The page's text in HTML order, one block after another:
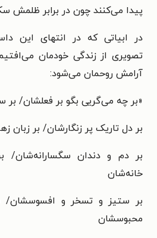
پیدا می‌کنند چون در برابر ظلمش
در ابیاتی که در انتهای این
تصویری از زندگی خودمان
آرامش روحمان می‌شود:
«بر چه می‌گریی بگو بر فعلشان/ بر
بر دل تاریک پر زنگارشان/ بر زبان
بر دم و دندان
خانه‌شان
بر ستیز و تسخر و
محبوسشان